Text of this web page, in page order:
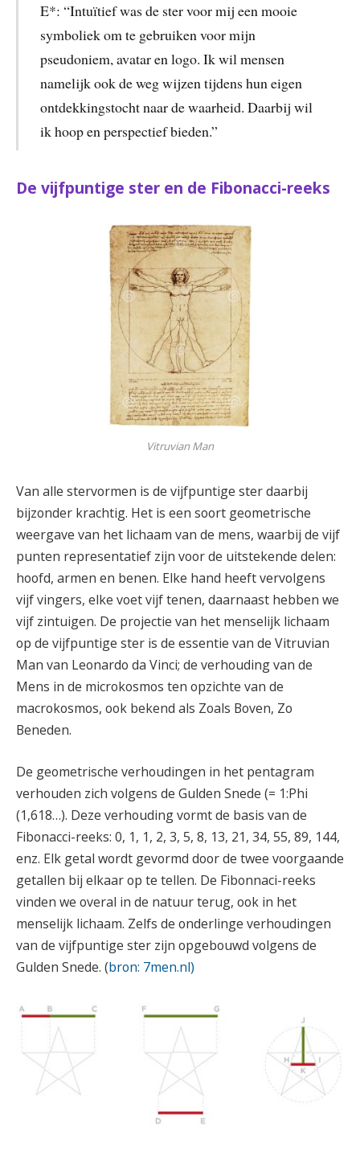
E*: “Intuïtief was de ster voor mij een mooie
symboliek om te gebruiken voor mijn
pseudoniem, avatar en logo. Ik wil mensen
namelijk ook de weg wijzen tijdens hun eigen
ontdekkingstocht naar de waarheid. Daarbij wil
ik hoop en perspectief bieden.”
De vijfpuntige ster en de Fibonacci-reeks
Vitruvian Man
Van alle stervormen is de vijfpuntige ster daarbij
bijzonder krachtig. Het is een soort geometrische
weergave van het lichaam van de mens, waarbij de vijf
punten representatief zijn voor de uitstekende delen:
hoofd, armen en benen. Elke hand heeft vervolgens
vijf vingers, elke voet vijf tenen, daarnaast hebben we
vijf zintuigen. De projectie van het menselijk lichaam
op de vijfpuntige ster is de essentie van de Vitruvian
Man van Leonardo da Vinci; de verhouding van de
Mens in de microkosmos ten opzichte van de
macrokosmos, ook bekend als Zoals Boven, Zo
Beneden.
De geometrische verhoudingen in het pentagram
verhouden zich volgens de Gulden Snede (= 1:Phi
(1,618…). Deze verhouding vormt de basis van de
Fibonacci-reeks: 0, 1, 1, 2, 3, 5, 8, 13, 21, 34, 55, 89, 144,
enz. Elk getal wordt gevormd door de twee voorgaande
getallen bij elkaar op te tellen. De Fibonnaci-reeks
vinden we overal in de natuur terug, ook in het
menselijk lichaam. Zelfs de onderlinge verhoudingen
van de vijfpuntige ster zijn opgebouwd volgens de
Gulden Snede. (bron: 7men.nl)